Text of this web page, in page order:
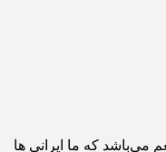
که ما ایرانی ها